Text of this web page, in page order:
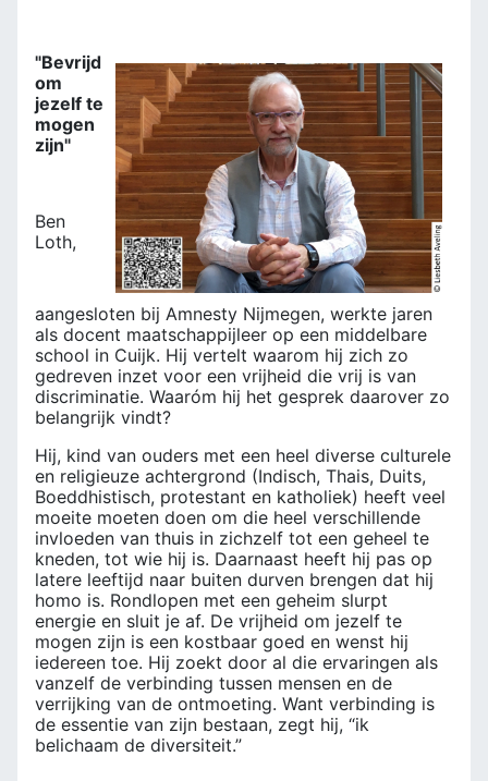
"Bevrijd
om
jezelf te
mogen
zijn"
Ben
Loth,
aangesloten bij Amnesty Nijmegen, werkte jaren
als docent maatschappijleer op een middelbare
school in Cuijk. Hij vertelt waarom hij zich zo
gedreven inzet voor een vrijheid die vrij is van
discriminatie. Waaróm hij het gesprek daarover zo
belangrijk vindt?
Hij, kind van ouders met een heel diverse culturele
en religieuze achtergrond (Indisch, Thais, Duits,
Boeddhistisch, protestant en katholiek) heeft veel
moeite moeten doen om die heel verschillende
invloeden van thuis in zichzelf tot een geheel te
kneden, tot wie hij is. Daarnaast heeft hij pas op
latere leeftijd naar buiten durven brengen dat hij
homo is. Rondlopen met een geheim slurpt
energie en sluit je af. De vrijheid om jezelf te
mogen zijn is een kostbaar goed en wenst hij
iedereen toe. Hij zoekt door al die ervaringen als
vanzelf de verbinding tussen mensen en de
verrijking van de ontmoeting. Want verbinding is
de essentie van zijn bestaan, zegt hij, “ik
belichaam de diversiteit.”